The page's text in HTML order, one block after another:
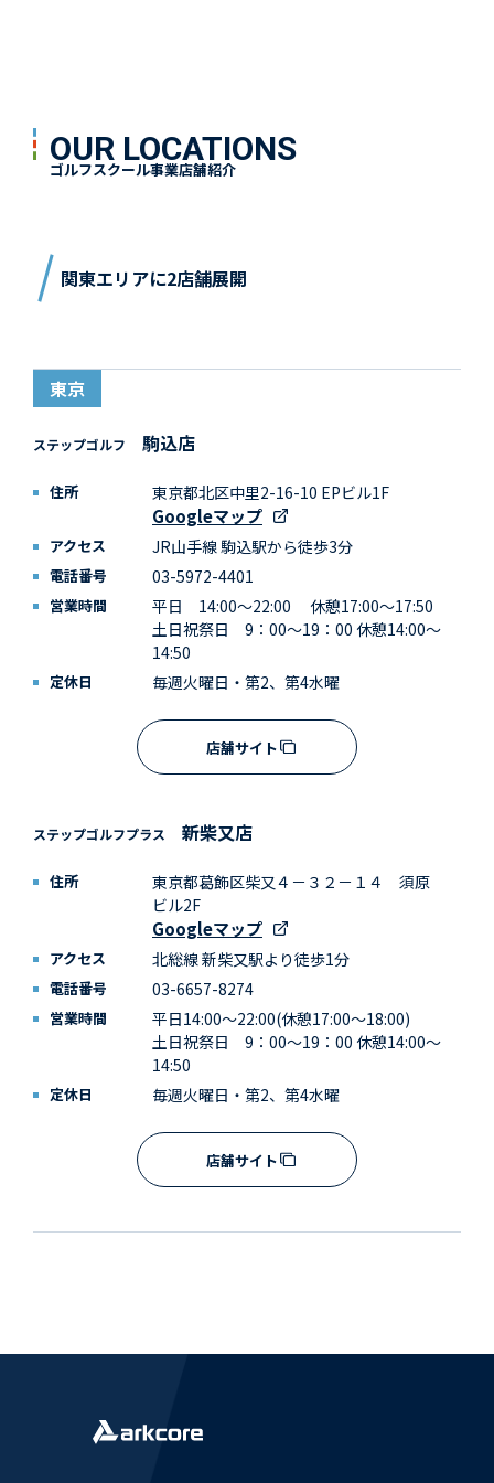
OUR LOCATIONS
ゴルフスクール事業店舗紹介
関東エリアに2店舗展開
東京
ステップゴルフ 駒込店
住所 東京都北区中里2-16-10 EPビル1F
Googleマップ
アクセス JR山手線 駒込駅から徒歩3分
電話番号 03-5972-4401
営業時間
平日 14:00～22:00 休憩17:00～17:50
土日祝祭日 9：00～19：00 休憩14:00～
14:50
定休日 毎週火曜日・第2、第4水曜
店舗サイト
ステップゴルフプラス 新柴又店
住所
東京都葛飾区柴又４－３２－１４ 須原
ビル2F
Googleマップ
アクセス 北総線 新柴又駅より徒歩1分
電話番号 03-6657-8274
営業時間
平日14:00～22:00(休憩17:00～18:00)
土日祝祭日 9：00～19：00 休憩14:00～
14:50
定休日 毎週火曜日・第2、第4水曜
店舗サイト